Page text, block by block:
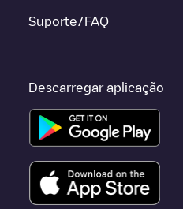
Suporte/FAQ
Descarregar aplicação